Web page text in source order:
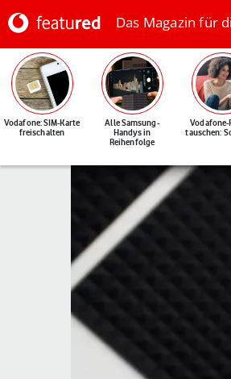
Das Magazin für
Vodafone: SIM-Karte
freischalten
Alle Samsung-
Handys in
Reihenfolge
Vodafone-
tauschen: